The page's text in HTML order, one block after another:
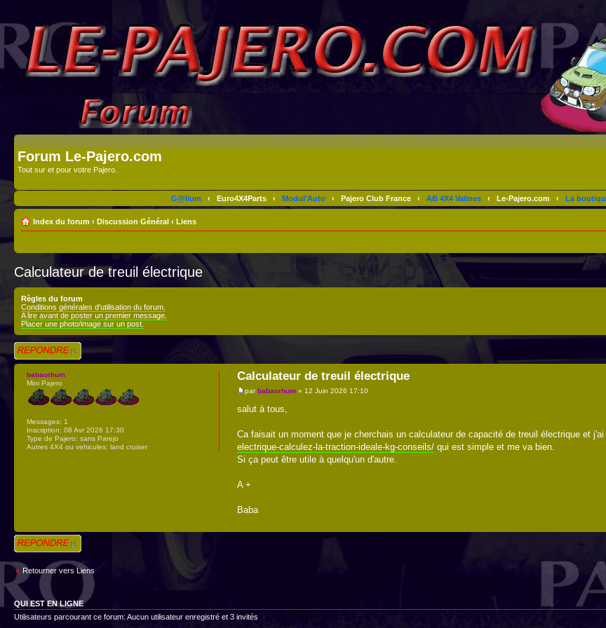
Forum Le-Pajero.com
Tout sur et pour votre Pajero.
G@lium ‹ Euro4X4Parts ‹ Modul'Auto ‹ Pajero Club France ‹ AB 4X4 Valines ‹ Le-Pajero.com ‹ La
Index du forum ‹ Discussion Général ‹ Liens
Calculateur de treuil électrique
Règles du forum
Conditions générales d'utilisation du forum.
A lire avant de poster un premier message.
Placer une photo/image sur un post.
Répondre
Calculateur de treuil électrique
parbabaorhum » 12 Juin 2026 17:10
salut à tous,
Ca faisait un moment que je cherchais un calculateur de capacité de treuil électrique et
electrique-calculez-la-traction-ideale-kg-conseils/ qui est simple et me va bien.
Si ça peut être utile à quelqu'un d'autre.
A +
Baba
babaorhum
Mini Pajero
Messages: 1
Inscription: 08 Avr 2026 17:30
Type de Pajero: sans Parejo
Autres 4X4 ou vehicules: land cruiser
Répondre
Retourner vers Liens
QUI EST EN LIGNE
Utilisateurs parcourant ce forum: Aucun utilisateur enregistré et 3 invités